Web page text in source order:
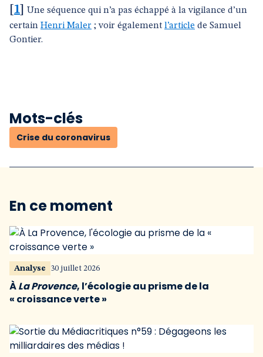
1
Une séquence qui n’a pas échappé à la vigilance d’un
certain Henri Maler ; voir également l’article de Samuel
Gontier.
Mots-clés
Crise du coronavirus
En ce moment
Analyse 30 juillet 2026
ÀLa Provence, l’écologie au prisme de la
« croissance verte »